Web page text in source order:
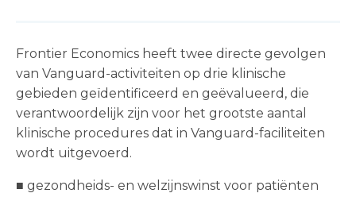
Frontier Economics heeft twee directe gevolgen
van Vanguard-activiteiten op drie klinische
gebieden geïdentificeerd en geëvalueerd, die
verantwoordelijk zijn voor het grootste aantal
klinische procedures dat in Vanguard-faciliteiten
wordt uitgevoerd.
■ gezondheids- en welzijnswinst voor patiënten